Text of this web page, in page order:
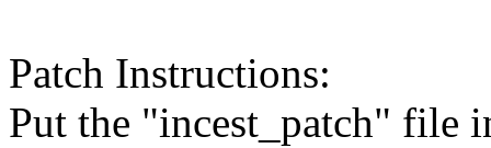
Patch Instructions:
Put the "incest_patch" file